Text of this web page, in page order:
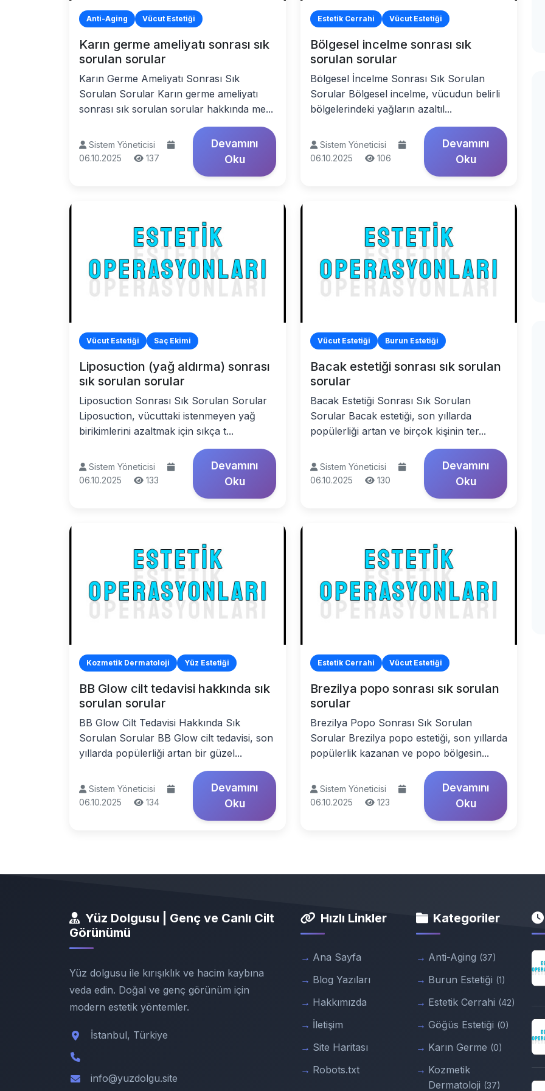
Anti-Aging Vücut Estetiği
Karın germe ameliyatı sonrası sık
sorulan sorular
Karın Germe Ameliyatı Sonrası Sık
Sorulan Sorular Karın germe ameliyatı
sonrası sık sorulan sorular hakkında me...
Sistem Yöneticisi
06.10.2025
137
Devamını
Oku
Estetik Cerrahi Vücut Estetiği
Bölgesel incelme sonrası sık
sorulan sorular
Bölgesel İncelme Sonrası Sık Sorulan
Sorular Bölgesel incelme, vücudun belirli
bölgelerindeki yağların azaltıl...
Sistem Yöneticisi
06.10.2025
106
Devamını
Oku
Vücut Estetiği Saç Ekimi
Liposuction (yağ aldırma) sonrası
sık sorulan sorular
Liposuction Sonrası Sık Sorulan Sorular
Liposuction, vücuttaki istenmeyen yağ
birikimlerini azaltmak için sıkça t...
Sistem Yöneticisi
06.10.2025
133
Devamını
Oku
Vücut Estetiği Burun Estetiği
Bacak estetiği sonrası sık sorulan
sorular
Bacak Estetiği Sonrası Sık Sorulan
Sorular Bacak estetiği, son yıllarda
popülerliği artan ve birçok kişinin ter...
Sistem Yöneticisi
06.10.2025
130
Devamını
Oku
Kozmetik Dermatoloji Yüz Estetiği
BB Glow cilt tedavisi hakkında sık
sorulan sorular
BB Glow Cilt Tedavisi Hakkında Sık
Sorulan Sorular BB Glow cilt tedavisi, son
yıllarda popülerliği artan bir güzel...
Sistem Yöneticisi
06.10.2025
134
Devamını
Oku
Estetik Cerrahi Vücut Estetiği
Brezilya popo sonrası sık sorulan
sorular
Brezilya Popo Sonrası Sık Sorulan
Sorular Brezilya popo estetiği, son yıllarda
popülerlik kazanan ve popo bölgesin...
Sistem Yöneticisi
06.10.2025
123
Devamını
Oku
Yüz Dolgusu | Genç ve Canlı Cilt
Görünümü
Yüz dolgusu ile kırışıklık ve hacim kaybına
veda edin. Doğal ve genç görünüm için
modern estetik yöntemler.
İstanbul, Türkiye
info@yuzdolgu.site
Hızlı Linkler
Ana Sayfa
Blog Yazıları
Hakkımızda
İletişim
Site Haritası
Robots.txt
Kategoriler
Anti-Aging (37)
Burun Estetiği (1)
Estetik Cerrahi (42)
Göğüs Estetiği (0)
Karın Germe (0)
Kozmetik
Dermatoloji (37)